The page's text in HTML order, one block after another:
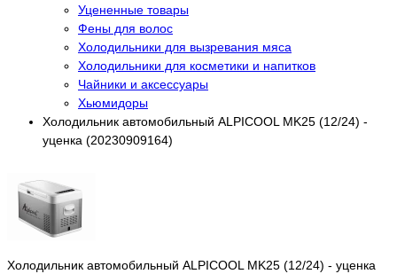
Уцененные товары
Фены для волос
Холодильники для вызревания мяса
Холодильники для косметики и напитков
Чайники и аксессуары
Хьюмидоры
Холодильник автомобильный ALPICOOL MK25 (12/24) -
уценка (20230909164)
Холодильник автомобильный ALPICOOL MK25 (12/24) - уценка